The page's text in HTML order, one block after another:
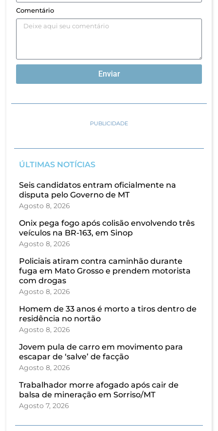
Comentário
Enviar
PUBLICIDADE
ÚLTIMAS NOTÍCIAS
Seis candidatos entram oficialmente na
disputa pelo Governo de MT
Agosto 8, 2026
Onix pega fogo após colisão envolvendo três
veículos na BR-163, em Sinop
Agosto 8, 2026
Policiais atiram contra caminhão durante
fuga em Mato Grosso e prendem motorista
com drogas
Agosto 8, 2026
Homem de 33 anos é morto a tiros dentro de
residência no nortão
Agosto 8, 2026
Jovem pula de carro em movimento para
escapar de ‘salve’ de facção
Agosto 8, 2026
Trabalhador morre afogado após cair de
balsa de mineração em Sorriso/MT
Agosto 7, 2026